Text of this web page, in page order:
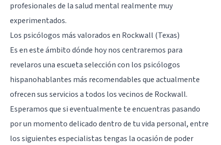
profesionales de la salud mental realmente muy
experimentados.
Los psicólogos más valorados en Rockwall (Texas)
Es en este ámbito dónde hoy nos centraremos para
revelaros una escueta selección con los psicólogos
hispanohablantes más recomendables que actualmente
ofrecen sus servicios a todos los vecinos de Rockwall.
Esperamos que si eventualmente te encuentras pasando
por un momento delicado dentro de tu vida personal, entre
los siguientes especialistas tengas la ocasión de poder